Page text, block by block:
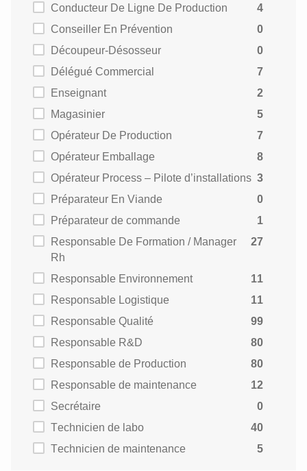
Conducteur De Ligne De Production
4
Conseiller En Prévention
0
Découpeur-Désosseur
0
Délégué Commercial
7
Enseignant
2
Magasinier
5
Opérateur De Production
7
Opérateur Emballage
8
Opérateur Process – Pilote d’installations 3
Préparateur En Viande
0
Préparateur de commande
1
Responsable De Formation / Manager
Rh
27
Responsable Environnement
11
Responsable Logistique
11
Responsable Qualité
99
Responsable R&D
80
Responsable de Production
80
Responsable de maintenance
12
Secrétaire
0
Technicien de labo
40
Technicien de maintenance
5